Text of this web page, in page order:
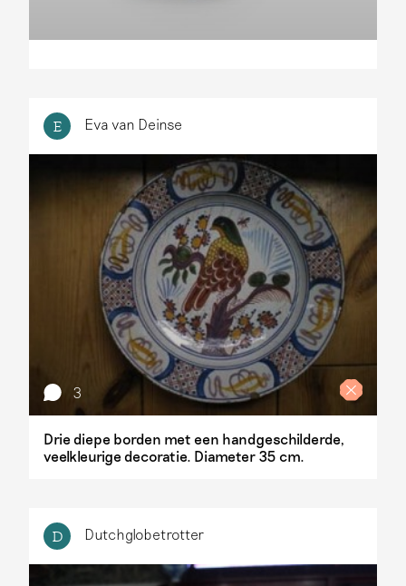
E Eva van Deinse
3
Drie diepe borden met een handgeschilderde,
veelkleurige decoratie. Diameter 35 cm.
D Dutchglobetrotter